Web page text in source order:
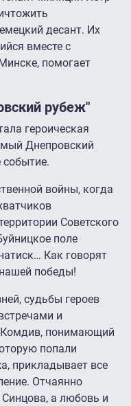
десант. Их
вместе с
помогает
рубеж"
героическая
Днепровский
событие.
войны, когда
Советского
поле
Как говорят
победы!
судьбы героев
и
Комдив, понимающий
попали
прикладывает все
Отчаянно
а любовь и